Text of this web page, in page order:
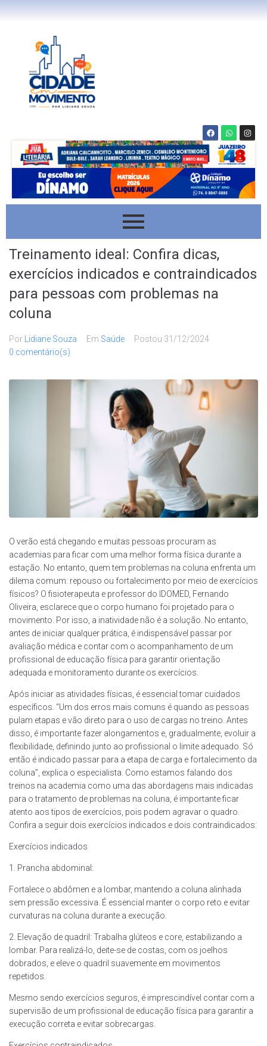
Treinamento ideal: Confira dicas,
exercícios indicados e contraindicados
para pessoas com problemas na
coluna
Por Lidiane Souza Em Saúde Postou 31/12/2024
0 comentário(s)
O verão está chegando e muitas pessoas procuram as
academias para ficar com uma melhor forma física durante a
estação. No entanto, quem tem problemas na coluna enfrenta um
dilema comum: repouso ou fortalecimento por meio de exercícios
físicos? O fisioterapeuta e professor do IDOMED, Fernando
Oliveira, esclarece que o corpo humano foi projetado para o
movimento. Por isso, a inatividade não é a solução. No entanto,
antes de iniciar qualquer prática, é indispensável passar por
avaliação médica e contar com o acompanhamento de um
profissional de educação física para garantir orientação
adequada e monitoramento durante os exercícios.
Após iniciar as atividades físicas, é essencial tomar cuidados
específicos. “Um dos erros mais comuns é quando as pessoas
pulam etapas e vão direto para o uso de cargas no treino. Antes
disso, é importante fazer alongamentos e, gradualmente, evoluir a
flexibilidade, definindo junto ao profissional o limite adequado. Só
então é indicado passar para a etapa de carga e fortalecimento da
coluna”, explica o especialista. Como estamos falando dos
treinos na academia como uma das abordagens mais indicadas
para o tratamento de problemas na coluna, é importante ficar
atento aos tipos de exercícios, pois podem agravar o quadro.
Confira a seguir dois exercícios indicados e dois contraindicados:
Exercícios indicados
1. Prancha abdominal:
Fortalece o abdômen e a lombar, mantendo a coluna alinhada
sem pressão excessiva. É essencial manter o corpo reto e evitar
curvaturas na coluna durante a execução.
2. Elevação de quadril: Trabalha glúteos e core, estabilizando a
lombar. Para realizá-lo, deite-se de costas, com os joelhos
dobrados, e eleve o quadril suavemente em movimentos
repetidos.
Mesmo sendo exercícios seguros, é imprescindível contar com a
supervisão de um profissional de educação física para garantir a
execução correta e evitar sobrecargas.